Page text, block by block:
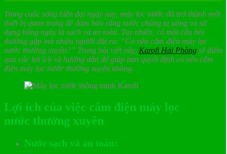
Trong cuộc sống hiện đại ngày nay, máy lọc nước đã trở thành một
thiết bị quan trọng để đảm bảo rằng nước chúng ta uống và sử
dụng hàng ngày là sạch và an toàn. Tuy nhiên, có một câu hỏi
thường gặp mà nhiều người đặt ra: “Có nên cắm điện máy lọc
nước thường xuyên?” Trong bài viết này, Karofi Hải Phòng sẽ điểm
qua các lợi ích và hướng dẫn để giúp bạn quyết định có nên cắm
điện máy lọc nước thường xuyên không.
Lợi ích của việc cắm điện máy lọc
nước thường xuyên
Nước sạch và an toàn: